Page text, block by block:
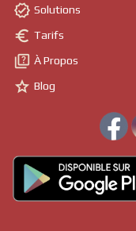
 Solutions
 Tarifs
 À Propos
 Blog